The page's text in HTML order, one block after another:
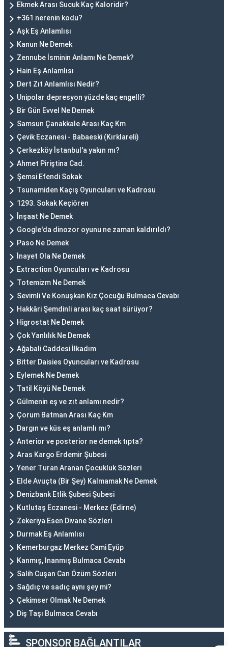
Ekmek Arası Sucuk Kaç Kaloridir?
+361 nerenin kodu?
Aşk Eş Anlamlısı
Kanun Ne Demek
Zennube İsminin Anlamı Ne Demek?
Hain Eş Anlamlısı
Dert Zıt Anlamlısı Nedir?
Unipolar depresyon yüzde kaç engelli?
Bir Gün Evvel Ne Demek
Samsun Çanakkale Arası Kaç Km
Çevik Eczanesi - Babaeski (Kırklareli)
Çerkezköy İstanbul'a yakın mı?
Ahmet Piriştina Cad.
Şemsi Efendi Sokak
Tsunamiden Kaçış Oyuncuları ve Kadrosu
1293. Sokak Keçiören
İnşaat Ne Demek
Google'da dinozor oyunu ne zaman kaldırıldı?
Paso Ne Demek
İnayet Ola Ne Demek
Extraction Oyuncuları ve Kadrosu
Totemizm Ne Demek
Sevimli Ve Konuşkan Kız Çocuğu Bulmaca Cevabı
Hakkâri Şemdinli arası kaç saat sürüyor?
Higrostat Ne Demek
Çok Yanlılık Ne Demek
Ağabali Caddesi İlkadım
Bitter Daisies Oyuncuları ve Kadrosu
Eylemek Ne Demek
Tatil Köyü Ne Demek
Gülmenin eş ve zıt anlamı nedir?
Çorum Batman Arası Kaç Km
Dargın ve küs eş anlamlı mı?
Anterior ve posterior ne demek tıpta?
Aras Kargo Erdemir Şubesi
Yener Turan Aranan Çocukluk Sözleri
Elde Avuçta (Bir Şey) Kalmamak Ne Demek
Denizbank Etlik Şubesi Şubesi
Kutlutaş Eczanesi - Merkez (Edirne)
Zekeriya Esen Divane Sözleri
Durmak Eş Anlamlısı
Kemerburgaz Merkez Cami Eyüp
Kanmış, Inanmış Bulmaca Cevabı
Salih Cuşan Can Özüm Sözleri
Sağdıç ve sadıç aynı şey mi?
Çekimser Olmak Ne Demek
Diş Taşı Bulmaca Cevabı
SPONSOR BAĞLANTILAR